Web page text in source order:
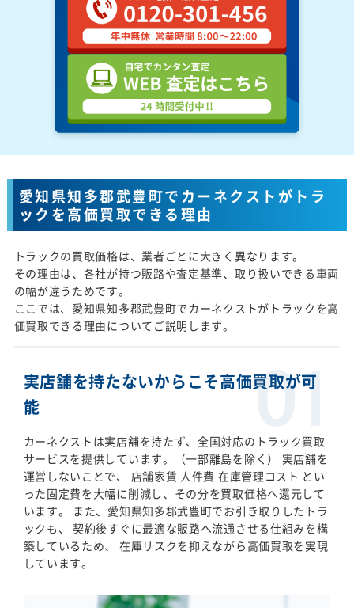
愛知県知多郡武豊町でカーネクストがトラ
ックを高価買取できる理由
トラックの買取価格は、業者ごとに大きく異なります。
その理由は、各社が持つ販路や査定基準、取り扱いできる車両
の幅が違うためです。
ここでは、愛知県知多郡武豊町でカーネクストがトラックを高
価買取できる理由についてご説明します。
実店舗を持たないからこそ高価買取が可
能
カーネクストは実店舗を持たず、全国対応のトラック買取
サービスを提供しています。（一部離島を除く） 実店舗を
運営しないことで、 店舗家賃 人件費 在庫管理コスト とい
った固定費を大幅に削減し、その分を買取価格へ還元して
います。 また、愛知県知多郡武豊町でお引き取りしたトラ
ックも、 契約後すぐに最適な販路へ流通させる仕組みを構
築しているため、 在庫リスクを抑えながら高価買取を実現
しています。